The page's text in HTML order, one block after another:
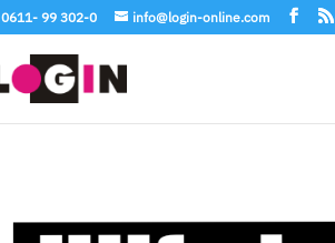
0611- 99 302-0 info@login-online.com